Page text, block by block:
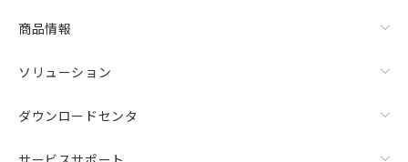
商品情報
ソリューション
ダウンロードセンタ